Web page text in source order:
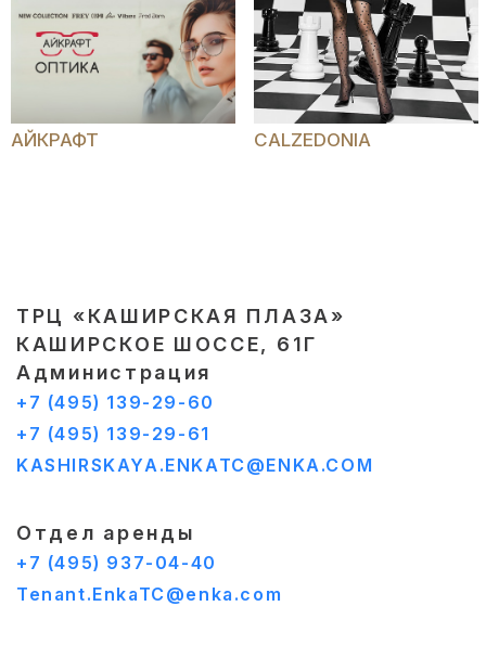
АЙКРАФТ CALZEDONIA
ТРЦ «КАШИРСКАЯ ПЛАЗА»
КАШИРСКОЕ ШОССЕ, 61Г
Администрация
+7 (495) 139-29-60
+7 (495) 139-29-61
KASHIRSKAYA.ENKATC@ENKA.COM
Отдел аренды
+7 (495) 937-04-40
Tenant.EnkaTC@enka.com